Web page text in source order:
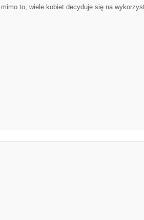
to, wiele kobiet decyduje się na